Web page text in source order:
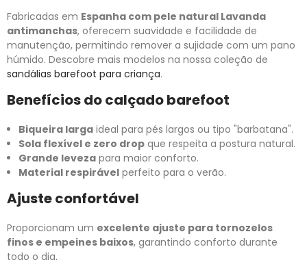
Fabricadas em Espanha com pele natural Lavanda
antimanchas, oferecem suavidade e facilidade de
manutenção, permitindo remover a sujidade com um pano
húmido. Descobre mais modelos na nossa coleção de
sandálias barefoot para criança.
Benefícios do calçado barefoot
Biqueira larga ideal para pés largos ou tipo "barbatana".
Sola flexível e zero drop que respeita a postura natural.
Grande leveza para maior conforto.
Material respirável perfeito para o verão.
Ajuste confortável
Proporcionam um excelente ajuste para tornozelos
finos e empeines baixos, garantindo conforto durante
todo o dia.